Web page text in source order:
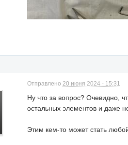
Отправлено 20 июня 2024 - 15:31
Ну что за вопрос? Очевидно,
остальных элементов и даже
Этим кем-то может стать